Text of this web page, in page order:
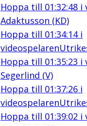
Hoppa till 01:32:48i
Adaktusson (KD)
Hoppa till 01:34:14i
videospelaren
Hoppa till 01:35:23 i
Segerlind (V)
Hoppa till 01:37:26i
videospelaren
Hoppa till 01:39:02 i